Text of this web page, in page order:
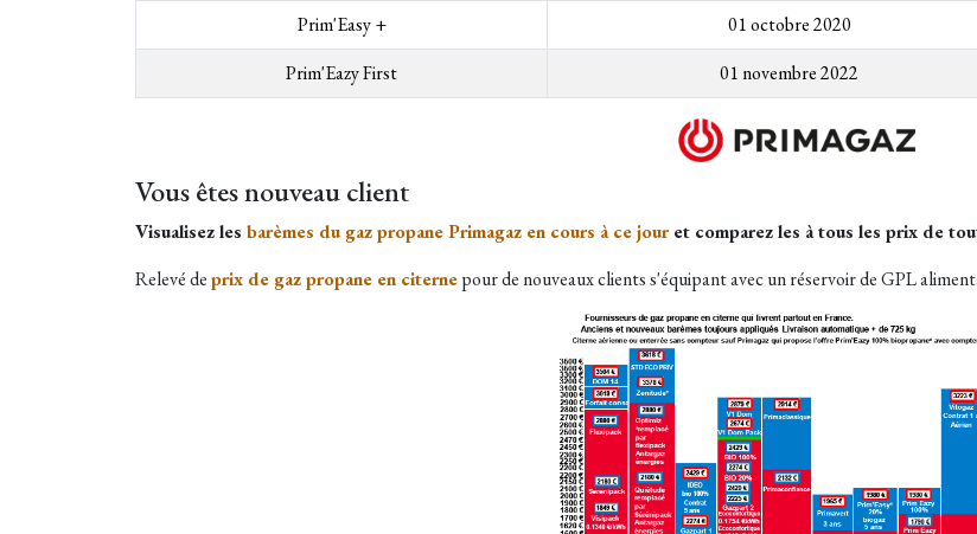
Prim'Easy +
01 octobre 2020
Prim'Eazy First
01 novembre 2022
Vous êtes nouveau client
Visualisez les barèmes du gaz propane Primagaz en cours à ce jouret comparez les à tous les prix de
Relevé deprix de gaz propane en citernepour de nouveaux clients s'équipant avec un réservoir de GPL